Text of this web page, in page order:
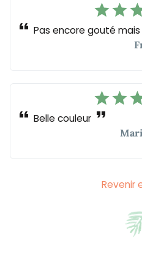
star star
format_quote Pas encore gouté
star star
format_quote Belle couleur format_quote
Revenir